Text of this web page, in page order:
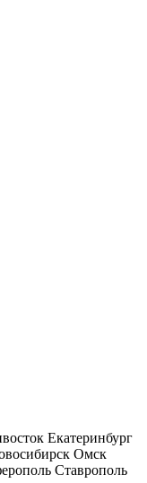
Екатеринбург
Омск
Ставрополь